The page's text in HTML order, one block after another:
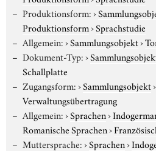
Produktionsform:›
Produktionsform›Sprachstudie
Allgemein:›Sammlungsobjekt›
Dokument-Typ:›
Schallplatte
Zugangsform:›Sammlungsobjekt›
Verwaltungsübertragung
Allgemein:›Sprachen›
Romanische Sprachen›
Muttersprache:›Sprachen›